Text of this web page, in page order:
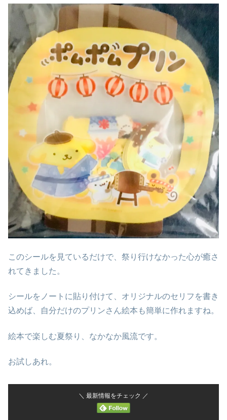
このシールを見ているだけで、祭り行けなかった心が癒さ
れてきました。
シールをノートに貼り付けて、オリジナルのセリフを書き
込めば、自分だけのプリンさん絵本も簡単に作れますね。
絵本で楽しむ夏祭り、なかなか風流です。
お試しあれ。
＼ 最新情報をチェック ／